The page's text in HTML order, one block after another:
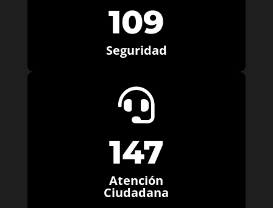
109
Seguridad

147
Atención
Ciudadana